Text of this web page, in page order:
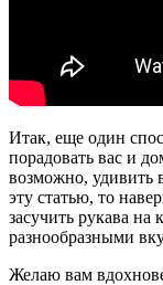
Итак, еще один
порадовать вас и
возможно, удивить
эту статью, то
засучить рукава на
разнообразными
Желаю вам